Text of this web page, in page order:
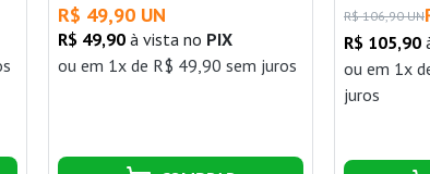
R$ 49,90 UN
R$ 49,90 à vista no PIX
ou em 1x de R$ 49,90 sem juros
R$ 106,90 UN
R$ 105,90
ou em 1x
juros